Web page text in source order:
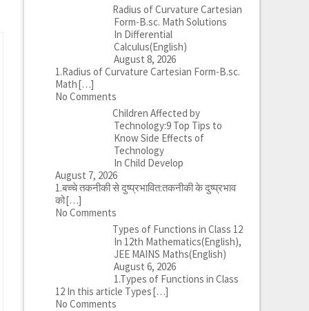
Radius of Curvature Cartesian
Form-B.sc. Math Solutions
In Differential
Calculus(English)
August 8, 2026
1.Radius of Curvature Cartesian Form-B.sc.
Math[…]
No Comments
Children Affected by
Technology:9 Top Tips to
Know Side Effects of
Technology
In Child Develop
August 7, 2026
1.बच्चे तकनीकी से दुष्प्रभावित:तकनीकी के दुष्प्रभाव
को[…]
No Comments
Types of Functions in Class 12
In 12th Mathematics(English),
JEE MAINS Maths(English)
August 6, 2026
1.Types of Functions in Class
12 In this article Types[…]
No Comments